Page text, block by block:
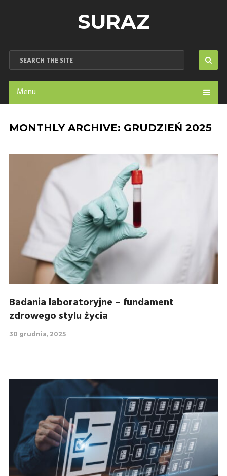
SURAZ
Menu
MONTHLY ARCHIVE: GRUDZIEŃ 2025
Badania laboratoryjne – fundament
zdrowego stylu życia
30 grudnia, 2025